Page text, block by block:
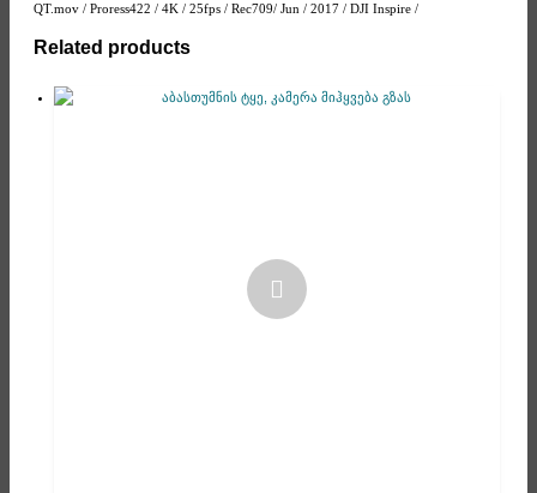
QT.mov / Proress422 / 4K / 25fps / Rec709/ Jun / 2017 / DJI Inspire /
Related products